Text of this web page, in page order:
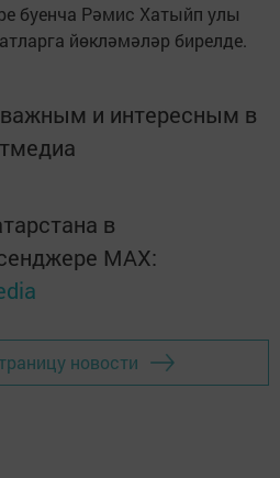
буенча Рәмис Хатыйп улы
йөкләмәләр бирелде.
и интересным в
в
MАХ:
новости